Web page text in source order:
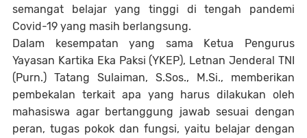
semangat belajar yang tinggi di tengah pandemi
Covid-19 yang masih berlangsung.
Dalam kesempatan yang sama Ketua Pengurus
Yayasan Kartika Eka Paksi (YKEP), Letnan Jenderal TNI
(Purn.) Tatang Sulaiman, S.Sos., M.Si., memberikan
pembekalan terkait apa yang harus dilakukan oleh
mahasiswa agar bertanggung jawab sesuai dengan
peran, tugas pokok dan fungsi, yaitu belajar dengan